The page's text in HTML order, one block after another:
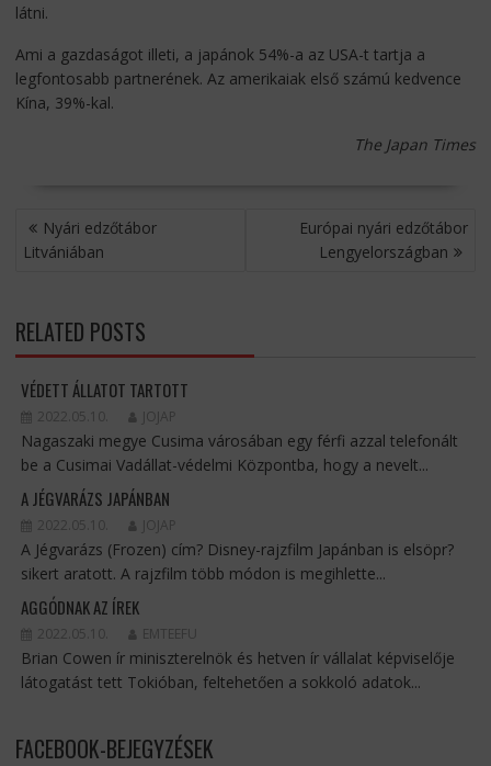
látni.
Ami a gazdaságot illeti, a japánok 54%-a az USA-t tartja a
legfontosabb partnerének. Az amerikaiak első számú kedvence
Kína, 39%-kal.
The Japan Times
BEJEGYZÉS
NAVIGÁCIÓ
Nyári edzőtábor
Litvániában
Európai nyári edzőtábor
Lengyelországban
RELATED POSTS
VÉDETT ÁLLATOT TARTOTT
2022.05.10. JOJAP
Nagaszaki megye Cusima városában egy férfi azzal telefonált
be a Cusimai Vadállat-védelmi Központba, hogy a nevelt...
A JÉGVARÁZS JAPÁNBAN
2022.05.10. JOJAP
A Jégvarázs (Frozen) cím? Disney-rajzfilm Japánban is elsöpr?
sikert aratott. A rajzfilm több módon is megihlette...
AGGÓDNAK AZ ÍREK
2022.05.10. EMTEEFU
Brian Cowen ír miniszterelnök és hetven ír vállalat képviselője
látogatást tett Tokióban, feltehetően a sokkoló adatok...
FACEBOOK-BEJEGYZÉSEK